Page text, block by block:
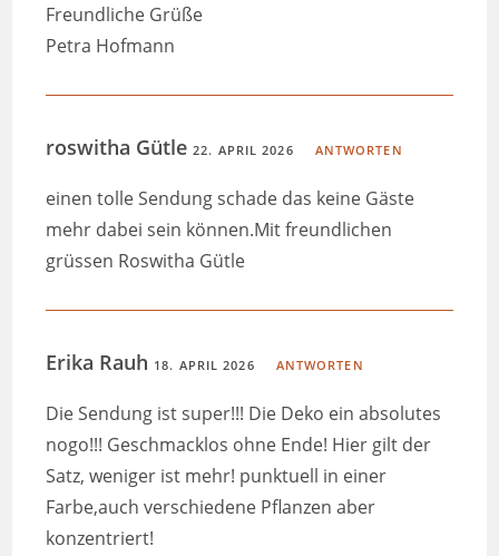
Freundliche Grüße
Petra Hofmann
roswitha Gütle22. APRIL 2026 ANTWORTEN
einen tolle Sendung schade das keine Gäste
mehr dabei sein können.Mit freundlichen
grüssen Roswitha Gütle
Erika Rauh 18. APRIL 2026 ANTWORTEN
Die Sendung ist super!!! Die Deko ein absolutes
nogo!!! Geschmacklos ohne Ende! Hier gilt der
Satz, weniger ist mehr! punktuell in einer
Farbe,auch verschiedene Pflanzen aber
konzentriert!